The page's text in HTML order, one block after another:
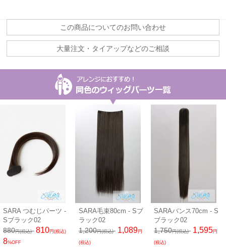
この商品についてのお問い合わせ
大量注文・タイアップなどのご相談
SARA つむじパーツ -
Sブラック02
880円(税込) 810円(税込)
8%OFF
SARA毛束80cm - Sブ
ラック02
1,200円(税込) 1,089円
(税込)
SARAバンス70cm - S
ブラック02
1,750円(税込) 1,595円
(税込)